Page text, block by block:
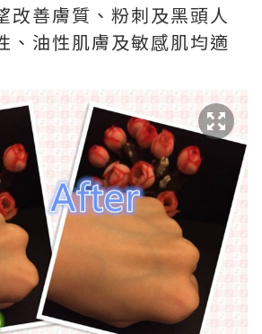
改善膚質、粉刺及黑頭人
、油性肌膚及敏感肌均適